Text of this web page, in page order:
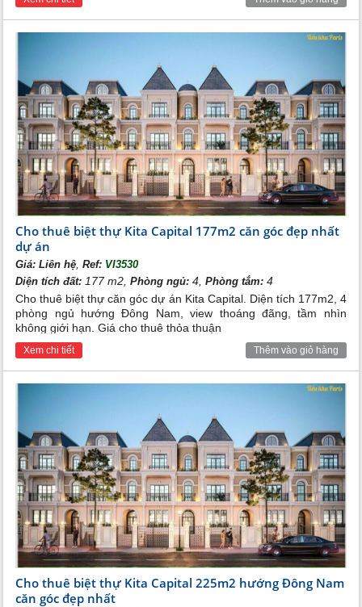
Cho thuê biệt thự Kita Capital 177m2 căn góc đẹp nhất
dự án
Giá:Liên hệ,Ref: VI3530
Diện tích đất: 177 m2,Phòng ngủ: 4,Phòng tắm: 4
Cho thuê biệt thự căn góc dự án Kita Capital. Diện tích 177m2, 4
phòng ngủ hướng Đông Nam, view thoáng đãng, tầm nhìn
không giới hạn. Giá cho thuê thỏa thuận
Xem chi tiết Thêm vào giỏ hàng
Cho thuê biệt thự Kita Capital 225m2 hướng Đông Nam
căn góc đẹp nhất